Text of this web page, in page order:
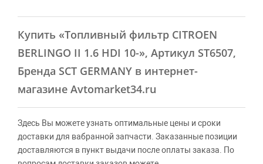
Купить «Топливный фильтр CITROEN
BERLINGO II 1.6 HDI 10-», Артикул ST6507,
Бренда SCT GERMANY в интернет-
магазине Avtomarket34.ru
Здесь Вы можете узнать оптимальные цены и сроки
доставки для вабранной запчасти. Заказанные позиции
доставляются в пункт выдачи после оплаты заказа. По